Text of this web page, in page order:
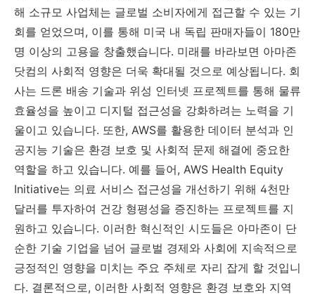
해 소규모 사업체는 글로벌 소비자에게 접근할 수 있는 기
회를 얻었으며, 이를 통해 미국 내 독립 판매자들이 180만
명 이상의 고용을 창출했습니다. 미래를 바라보면 아마존
닷컴의 사회적 영향은 더욱 확대될 것으로 예상됩니다. 회
사는 드론 배송 기술과 위성 인터넷 프로젝트를 통해 물류
효율성을 높이고 디지털 접근성을 강화하려는 노력을 기
울이고 있습니다. 또한, AWS를 활용한 데이터 분석과 인
공지능 기술은 환경 보호 및 사회적 문제 해결에 중요한
역할을 하고 있습니다. 예를 들어, AWS Health Equity
Initiative는 의료 서비스 접근성을 개선하기 위해 4천만
달러를 투자하여 건강 형평성을 증진하는 프로젝트를 지
원하고 있습니다. 이러한 혁신적인 시도들은 아마존이 단
순한 기술 기업을 넘어 글로벌 경제와 사회에 지속적으로
긍정적인 영향을 미치는 주요 주체로 자리 잡게 할 것입니
다. 결론적으로, 이러한 사회적 영향은 환경 보호와 지역